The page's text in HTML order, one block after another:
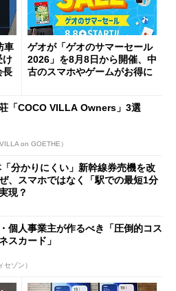
車
け
長
ゲオが「ゲオのサマーセール
2026」を8月8日から開催、中
古のスマホやゲームがお得に
「COCO VILLA Owners」3選
on GOETHE）
分かりにくい」新幹線券売機を改
、スマホではなく「駅での最短1分
現？
個人事業主が作るべき「圧倒的コス
スカード」
セゾン）